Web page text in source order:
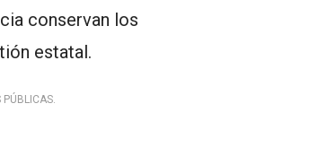
conservan los
estatal.